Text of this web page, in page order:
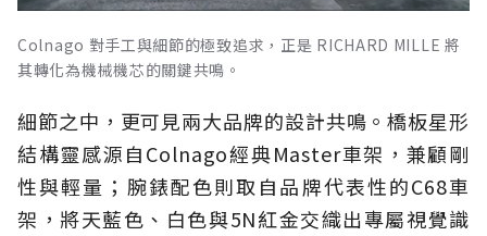
Colnago 對手工與細節的極致追求，正是 RICHARD MILLE 將
其轉化為機械機芯的關鍵共鳴。
細節之中，更可見兩大品牌的設計共鳴。橋板星形
結構靈感源自Colnago經典Master車架，兼顧剛
性與輕量；腕錶配色則取自品牌代表性的C68車
架，將天藍色、白色與5N紅金交織出專屬視覺識